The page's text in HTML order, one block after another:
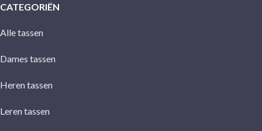
CATEGORIËN
Alle tassen
Dames tassen
Heren tassen
Leren tassen